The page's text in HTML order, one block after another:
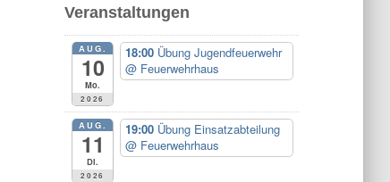
n
Veranstaltungen
AUG.
10
Mo.
2026
18:00 Übung Jugendfeuerwehr
@ Feuerwehrhaus
AUG.
11
Di.
2026
19:00 Übung Einsatzabteilung
@ Feuerwehrhaus